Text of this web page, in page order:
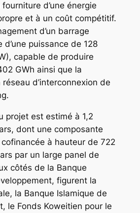
d’une énergie
et à un coût compétitif.
d’un barrage
d’une puissance de 128
capable de produire
GWh ainsi que la
réseau d’interconnexion de
projet est estimé à 1,2
dont une composante
à hauteur de 722
par un large panel de
côtés de la Banque
figurent la
la Banque Islamique de
le Fonds Koweitien pour le